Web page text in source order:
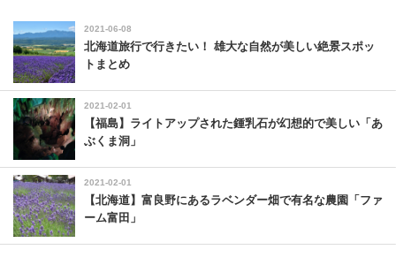
2021-06-08
北海道旅行で行きたい！ 雄大な自然が美しい絶景スポッ
トまとめ
2021-02-01
【福島】ライトアップされた鍾乳石が幻想的で美しい「あ
ぶくま洞」
2021-02-01
【北海道】富良野にあるラベンダー畑で有名な農園「ファ
ーム富田」